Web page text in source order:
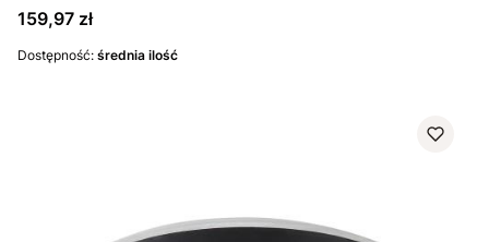
ruchu i zmierzchu
Cena
159,97 zł
Dostępność: średnia ilość